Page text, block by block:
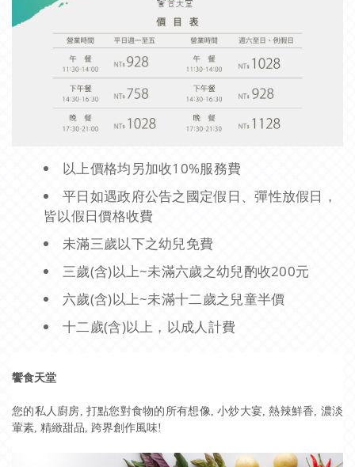
以上價格均另加收10%服務費
平日如遇政府公告之國定假日、彈性放假日，
皆以假日價格收費
未滿三歲以下之幼兒免費
三歲(含)以上~未滿六歲之幼兒酌收200元
六歲(含)以上~未滿十二歲之兒童半價
十二歲(含)以上，以成人計費
饗食天堂
您的私人廚房, 打點您對食物的所有想像, 小炒大宴, 熱辣鮮香, 濃淡
葷素, 精緻甜品, 跨界創作風味!